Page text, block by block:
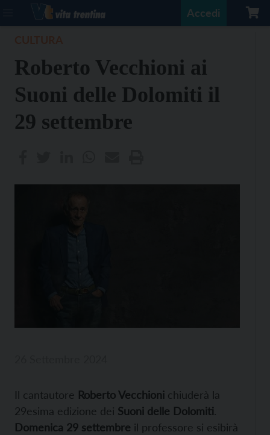
Accedi
Roberto Vecchioni ai
Suoni delle Dolomiti il
29 settembre
Il cantautore Roberto Vecchioni chiuderà la
29esima edizione dei Suoni delle Dolomiti.
Domenica 29 settembre il professore si esibirà